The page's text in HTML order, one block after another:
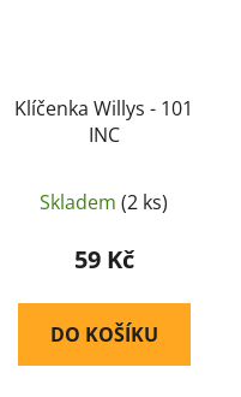
Klíčenka Willys - 101
INC
Skladem (2 ks)
59 Kč
DO KOŠÍKU